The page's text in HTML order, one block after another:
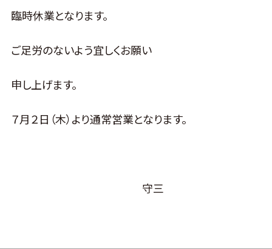
臨時休業となります。
ご足労のないよう宜しくお願い
申し上げます。
７月２日（木）より通常営業となります。
守三